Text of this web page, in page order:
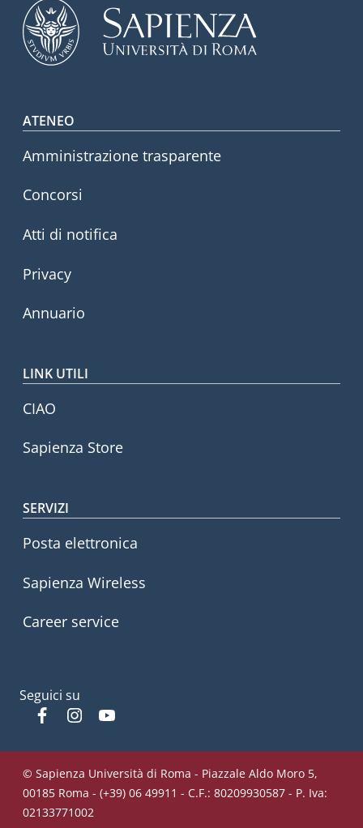
Footer menu
ATENEO
Amministrazione trasparente
Concorsi
Atti di notifica
Privacy
Annuario
LINK UTILI
CIAO
Sapienza Store
SERVIZI
Posta elettronica
Sapienza Wireless
Career service
Seguici su
FacebookInstagram
© Sapienza Università di Roma - Piazzale Aldo Moro 5,
00185 Roma - (+39) 06 49911 - C.F.: 80209930587 - P. Iva:
02133771002